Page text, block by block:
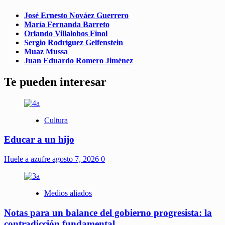
José Ernesto Nováez Guerrero
María Fernanda Barreto
Orlando Villalobos Finol
Sergio Rodríguez Gelfenstein
Muaz Mussa
Juan Eduardo Romero Jiménez
Te pueden interesar
Cultura
Educar a un hijo
Huele a azufre agosto 7, 2026 0
Medios aliados
Notas para un balance del gobierno progresista: la